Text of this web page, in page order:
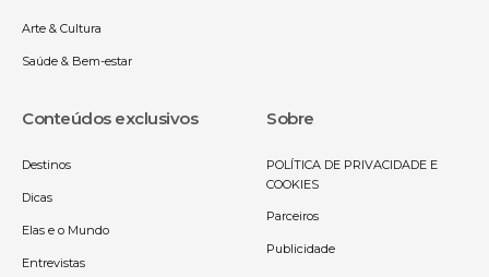
Arte & Cultura
Saúde & Bem-estar
Conteúdos exclusivos
Destinos
Dicas
Elas e o Mundo
Entrevistas
Sobre
POLÍTICA DE PRIVACIDADE E
COOKIES
Parceiros
Publicidade